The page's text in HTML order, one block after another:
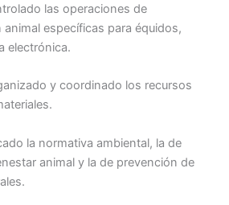
las operaciones de
animal específicas para équidos,
electrónica.
y coordinado los recursos
la normativa ambiental, la de
animal y la de prevención de